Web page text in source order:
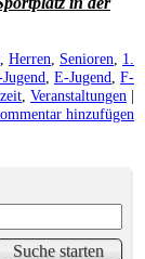
Herren Senioren
1.
E-Jugend F-
Veranstaltungen |
hinzufügen